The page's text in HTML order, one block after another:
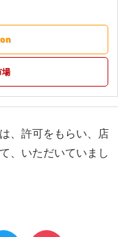
場
、許可をもらい、店
、いただいていまし